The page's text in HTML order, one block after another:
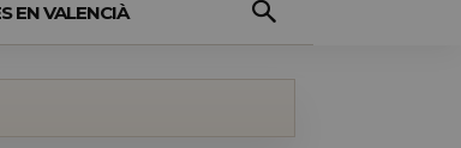
EN VALENCIÀ